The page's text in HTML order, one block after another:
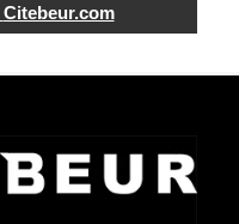
Citebeur.com